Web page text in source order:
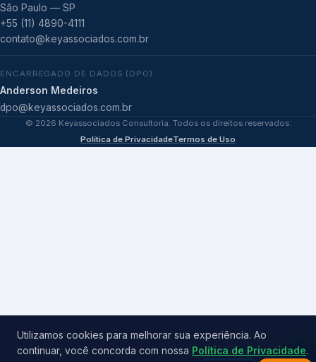
São Paulo — SP
+55 (11) 4890-4111
contato@keyassociados.com.br
ENCARREGADO DE DADOS (DPO)
Anderson Medeiros
dpo@keyassociados.com.br
© 2026 Keyassociados Consultoria. Todos os direitos reservados.
Política de PrivacidadeTermos de Uso
Utilizamos cookies para melhorar sua experiência. Ao
continuar, você concorda com nossa Política de Privacidade.